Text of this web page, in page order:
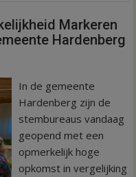
Markeren
Hardenberg
In de gemeente
Hardenberg zijn de
stembureaus vandaag
geopend met een
opmerkelijk hoge
opkomst in vergelijking